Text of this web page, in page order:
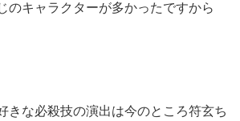
のキャラクターが多かったですから
きな必殺技の演出は今のところ符玄ち